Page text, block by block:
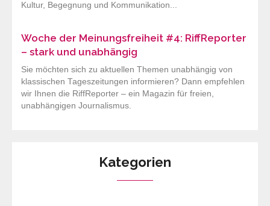
Kultur, Begegnung und Kommunikation...
Woche der Meinungsfreiheit #4: RiffReporter
– stark und unabhängig
Sie möchten sich zu aktuellen Themen unabhängig von
klassischen Tageszeitungen informieren? Dann empfehlen
wir Ihnen die RiffReporter – ein Magazin für freien,
unabhängigen Journalismus.
Kategorien